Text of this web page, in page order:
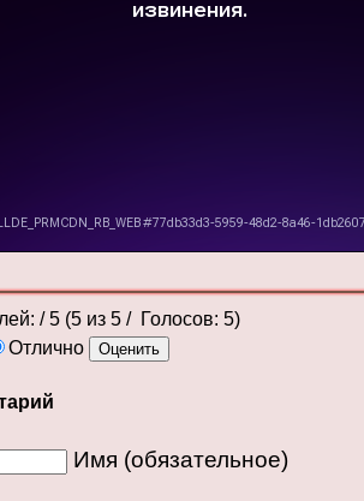
/ 5 (5 из 5 / Голосов: 5)
Отлично
Имя (обязательное)